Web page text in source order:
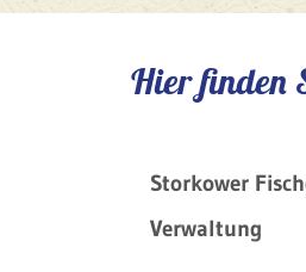
Hier finden
Storkower
Verwaltung